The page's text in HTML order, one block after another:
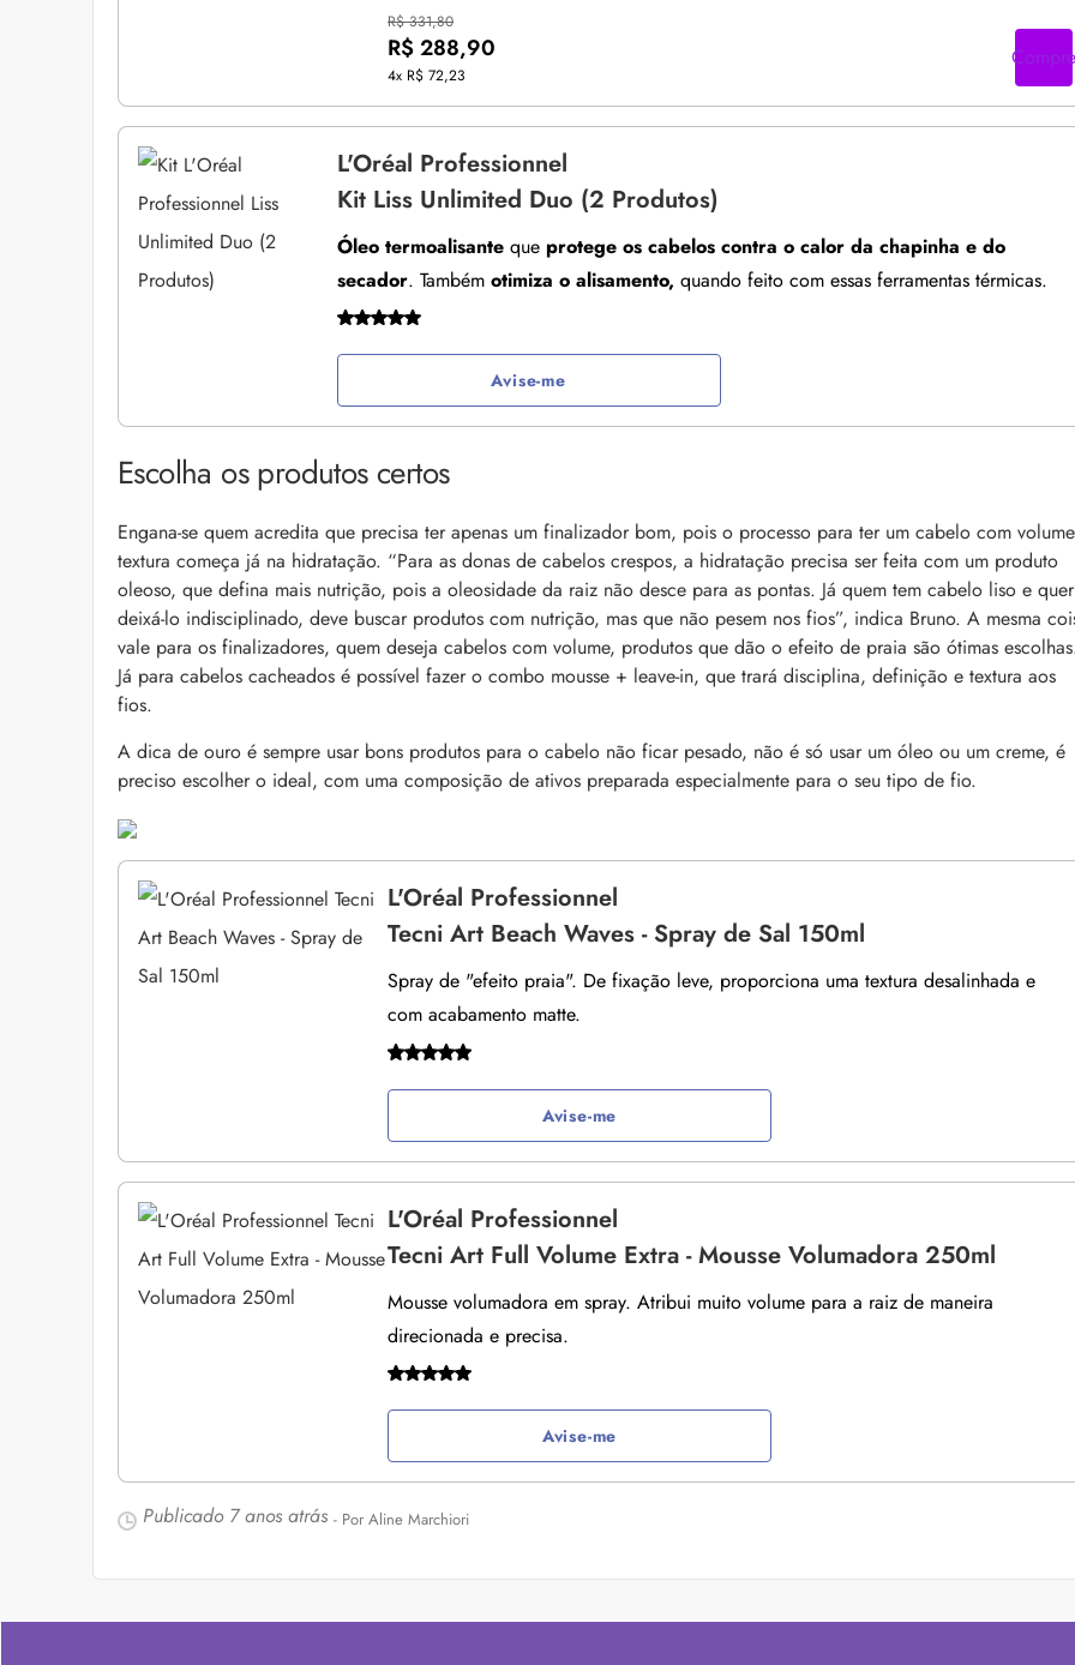
R$ 331,80
R$ 288,90
4x R$ 72,23
Compre
L'Oréal Professionnel
Kit Liss Unlimited Duo (2 Produtos)
Óleo termoalisanteque protege os cabelos contra o calor da chapinha e do
secador. Também otimiza o alisamento, quando feito com essas ferramentas térmicas.
Avise-me
Escolha os produtos certos
Engana-se quem acredita que precisa ter apenas um finalizador bom, pois o processo para ter um cabelo com
textura começa já na hidratação. “Para as donas de cabelos crespos, a hidratação precisa ser feita com um produto
oleoso, que defina mais nutrição, pois a oleosidade da raiz não desce para as pontas. Já quem tem cabelo liso e quer
deixá-lo indisciplinado, deve buscar produtos com nutrição, mas que não pesem nos fios”, indica Bruno. A mesma
vale para os finalizadores, quem deseja cabelos com volume, produtos que dão o efeito de praia são ótimas
Já para cabelos cacheados é possível fazer o combo mousse + leave-in, que trará disciplina, definição e textura aos
fios.
A dica de ouro é sempre usar bons produtos para o cabelo não ficar pesado, não é só usar um óleo ou um creme, é
preciso escolher o ideal, com uma composição de ativos preparada especialmente para o seu tipo de fio.
L'Oréal Professionnel
Tecni Art Beach Waves - Spray de Sal 150ml
Spray de "efeito praia". De fixação leve, proporciona uma textura desalinhada e
com acabamento matte.
Avise-me
L'Oréal Professionnel
Tecni Art Full Volume Extra - Mousse Volumadora 250ml
Mousse volumadora em spray. Atribui muito volume para a raiz de maneira
direcionada e precisa.
Avise-me
Publicado7 anos atrás - Por Aline Marchiori